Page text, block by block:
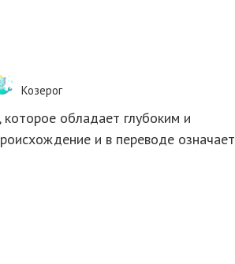
Козерог
обладает глубоким и
и в переводе означает